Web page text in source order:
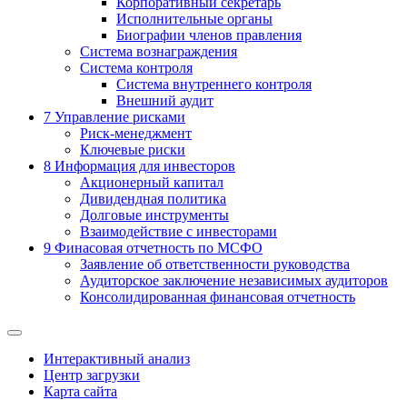
Исполнительные органы
Биографии членов правления
Система вознаграждения
Система контроля
Система внутреннего контроля
Внешний аудит
7 Управление рисками
Риск-менеджмент
Ключевые риски
8 Информация для инвесторов
Акционерный капитал
Дивидендная политика
Долговые инструменты
Взаимодействие с инвеcторами
9 Финасовая отчетность по МСФО
Заявление об ответственности руководства
Аудиторское заключение независимых аудиторов
Консолидированная финансовая отчетность
Интерактивный анализ
Центр загрузки
Карта сайта